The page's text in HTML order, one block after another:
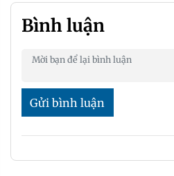
Bình luận
Gửi bình luận